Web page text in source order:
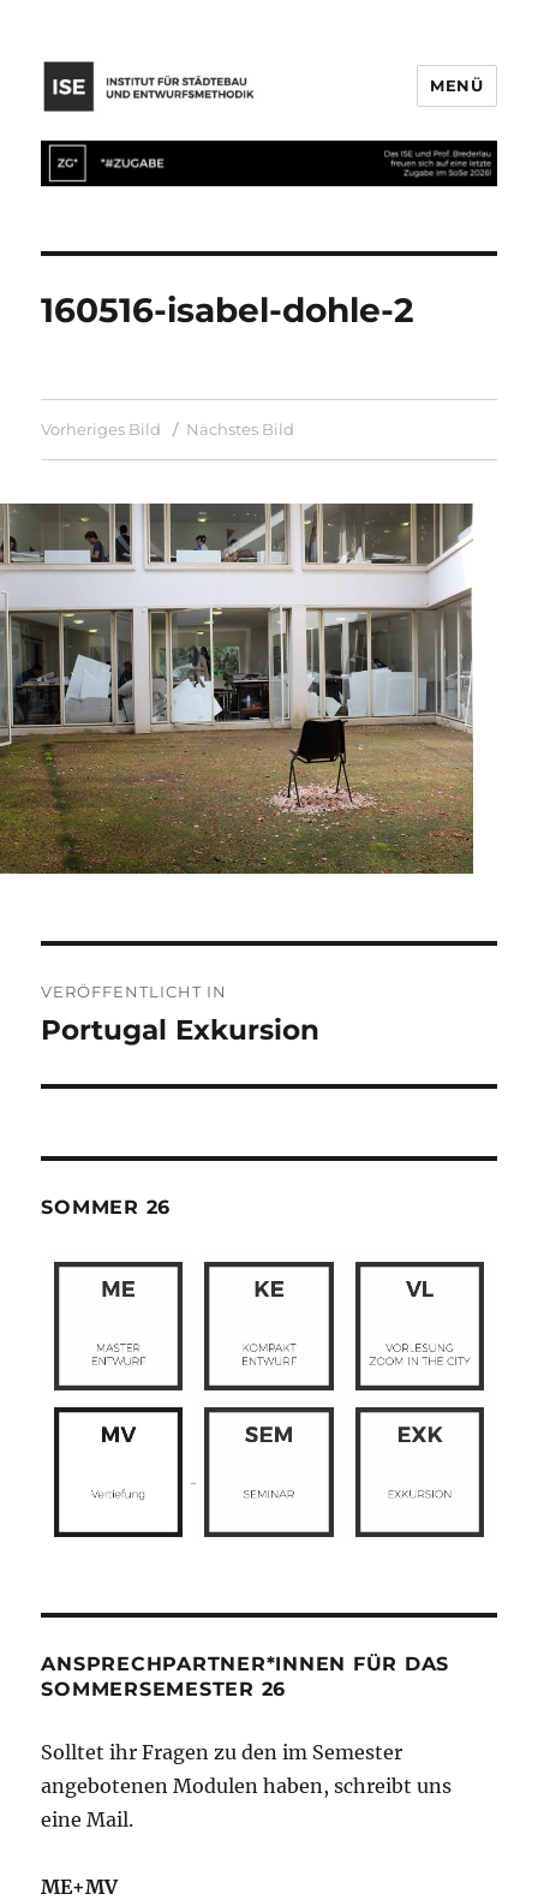
MENÜ
160516-isabel-dohle-2
Vorheriges Bild Nächstes Bild
VERÖFFENTLICHT IN
Portugal Exkursion
SOMMER 26
ANSPRECHPARTNER*INNEN FÜR DAS
SOMMERSEMESTER 26
Solltet ihr Fragen zu den im Semester
angebotenen Modulen haben, schreibt uns
eine Mail.
ME+MV